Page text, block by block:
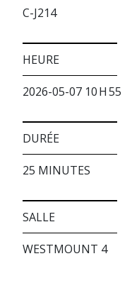
C-J214
HEURE
2026-05-07 10 H 55
DURÉE
25 MINUTES
SALLE
WESTMOUNT 4